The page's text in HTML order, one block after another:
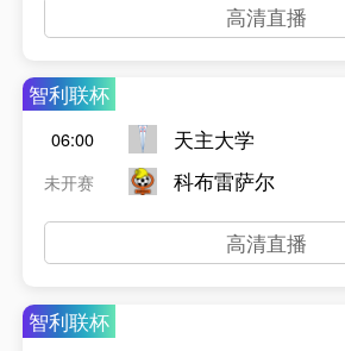
高清直播
智利联杯
06:00
未开赛
天主大学
科布雷萨尔
高清直播
智利联杯